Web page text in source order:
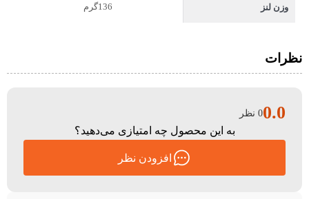
وزن لنز 136گرم
نظرات
0.00 نظر
به این محصول چه امتیازی می‌دهید؟
افزودن نظر